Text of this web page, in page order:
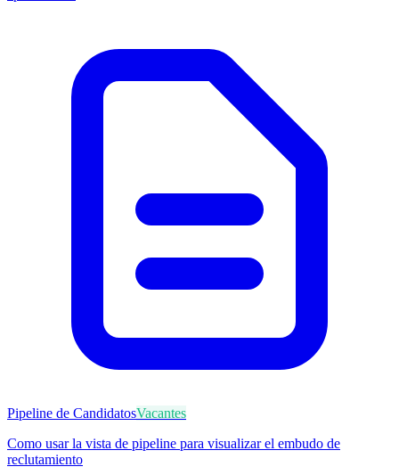
Pipeline de CandidatosVacantes
Como usar la vista de pipeline para visualizar el embudo de
reclutamiento